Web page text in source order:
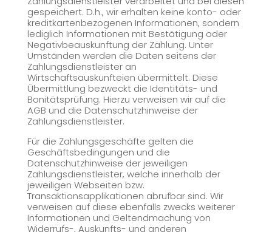
gespeichert. D.h., wir erhalten keine konto- oder
kreditkartenbezogenen Informationen, sondern
lediglich Informationen mit Bestätigung oder
Negativbeauskunftung der Zahlung. Unter
Umständen werden die Daten seitens der
Zahlungsdienstleister an
Wirtschaftsauskunfteien übermittelt. Diese
Übermittlung bezweckt die Identitäts- und
Bonitätsprüfung. Hierzu verweisen wir auf die
AGB und die Datenschutzhinweise der
Zahlungsdienstleister.
Für die Zahlungsgeschäfte gelten die
Geschäftsbedingungen und die
Datenschutzhinweise der jeweiligen
Zahlungsdienstleister, welche innerhalb der
jeweiligen Webseiten bzw.
Transaktionsapplikationen abrufbar sind. Wir
verweisen auf diese ebenfalls zwecks weiterer
Informationen und Geltendmachung von
Widerrufs-, Auskunfts- und anderen